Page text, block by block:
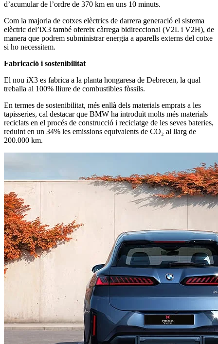
d’acumular de l’ordre de 370 km en uns 10 minuts.
Com la majoria de cotxes elèctrics de darrera generació el sistema
elèctric del’iX3 també ofereix càrrega bidireccional (V2L i V2H), de
manera que podrem subministrar energia a aparells externs del cotxe
si ho necessitem.
Fabricació i sostenibilitat
El nou iX3 es fabrica a la planta hongaresa de Debrecen, la qual
treballa al 100% lliure de combustibles fòssils.
En termes de sostenibilitat, més enllà dels materials emprats a les
tapisseries, cal destacar que BMW ha introduït molts més materials
reciclats en el procés de construcció i reciclatge de les seves bateries,
reduint en un 34% les emissions equivalents de CO₂ al llarg de
200.000 km.